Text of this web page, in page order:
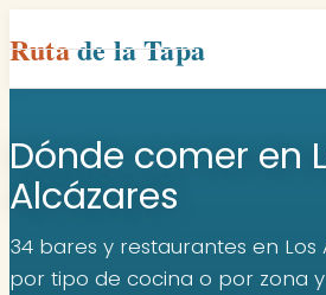
Rutade la Tapa
Inicio
Poblaciones
Rutas
Recetas
Dónde comer en
Alcázares
34 bares y restaurantes en Los
por tipo de cocina o por zona